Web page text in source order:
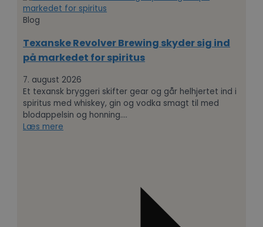
Blog
Texanske Revolver Brewing skyder sig ind
på markedet for spiritus
7. august 2026
Et texansk bryggeri skifter gear og går helhjertet ind i
spiritus med whiskey, gin og vodka smagt til med
blodappelsin og honning.…
Læs mere